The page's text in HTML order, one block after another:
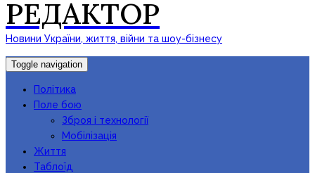
РЕДАКТОР
Новини України, життя, війни та шоу-бізнесу
Toggle navigation
Політика
Поле бою
Зброя і технології
Мобілізація
Життя
Таблоїд